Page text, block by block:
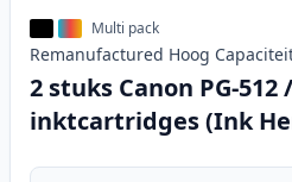
Multi pack
Remanufactured Hoog
2 stuks Canon PG-512
inktcartridges (Ink